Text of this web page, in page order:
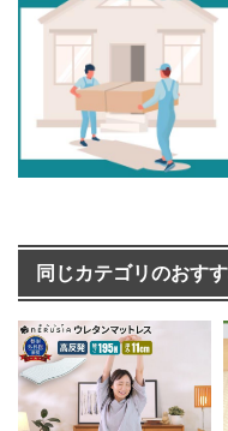
同じカテゴリのおす